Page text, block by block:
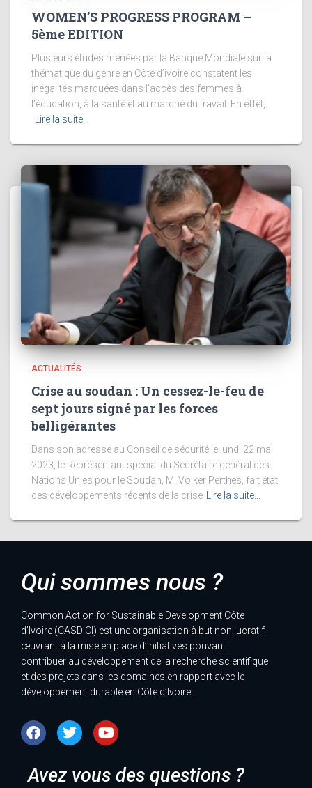
WOMEN’S PROGRESS PROGRAM –
5ème EDITION
Plusieurs études menées par la Banque Mondiale sur la
thématique du genre en Côte d’ivoire constatent les
inégalités marquées dans l’accès des femmes à
l’éducation, à la santé et au marché du travail. En effet,
Lire la suite…
ACTUALITÉS
Crise au soudan : Un cessez-le-feu de
sept jours signé par les forces
belligérantes
Dans son adresse au Conseil de sécurité le lundi 22 mai
2023, le Représentant spécial du Secrétaire général des
Nations Unies pour le Soudan, M. Volker Perthes, fait état
des développements récents de la crise Lire la suite…
Qui sommes nous ?
Common Action for Sustainable Development Côte
d’Ivoire (CASD CI) est une organisation à but non lucratif
œuvrant à la mise en place d’initiatives pouvant
contribuer au développement de la recherche scientifique
et des projets dans les domaines en rapport avec le
développement durable en Côte d’Ivoire.
Avez vous des questions ?